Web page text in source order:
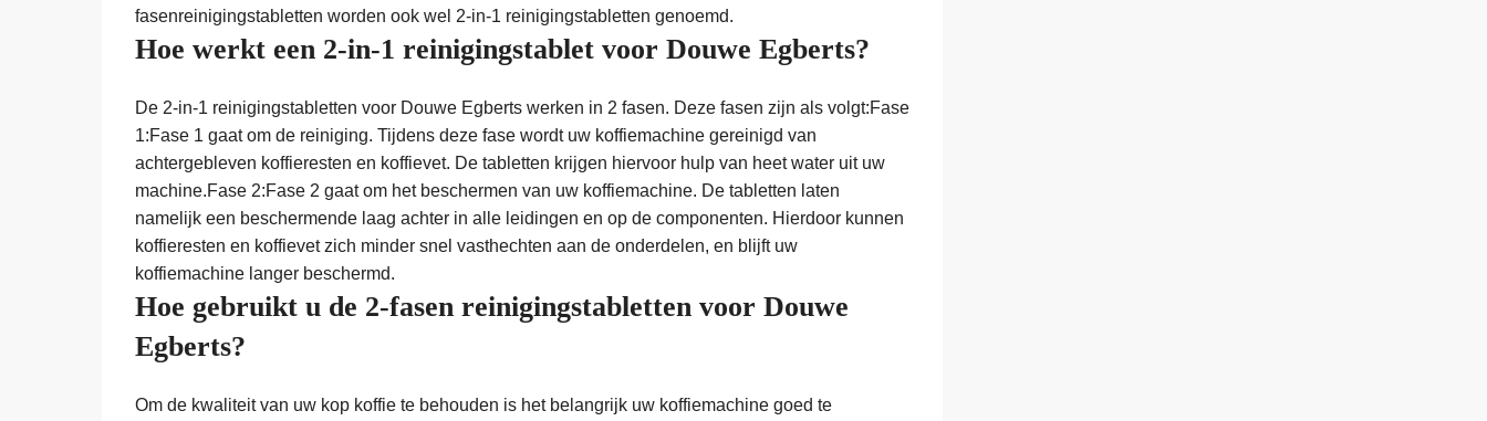
fasenreinigingstabletten worden ook wel 2-in-1 reinigingstabletten genoemd.
Hoe werkt een 2-in-1 reinigingstablet voor Douwe Egberts?
De 2-in-1 reinigingstabletten voor Douwe Egberts werken in 2 fasen. Deze fasen zijn als volgt:Fase
1:Fase 1 gaat om de reiniging. Tijdens deze fase wordt uw koffiemachine gereinigd van
achtergebleven koffieresten en koffievet. De tabletten krijgen hiervoor hulp van heet water uit uw
machine.Fase 2:Fase 2 gaat om het beschermen van uw koffiemachine. De tabletten laten
namelijk een beschermende laag achter in alle leidingen en op de componenten. Hierdoor kunnen
koffieresten en koffievet zich minder snel vasthechten aan de onderdelen, en blijft uw
koffiemachine langer beschermd.
Hoe gebruikt u de 2-fasen reinigingstabletten voor Douwe
Egberts?
Om de kwaliteit van uw kop koffie te behouden is het belangrijk uw koffiemachine goed te